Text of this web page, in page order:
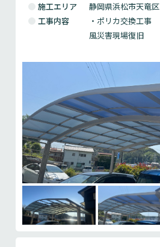
施工エリア
静岡県浜松市天竜区
工事内容
・ポリカ交換工事
風災害現場復旧